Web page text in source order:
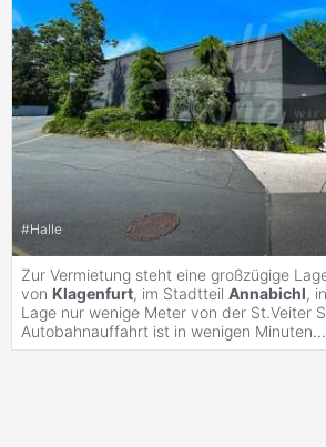
#Halle
Zur Vermietung steht eine großzügige
von Klagenfurt, im Stadtteil Annabichl,
Lage nur wenige Meter von der St.Veiter
Autobahnauffahrt ist in wenigen Minuten...